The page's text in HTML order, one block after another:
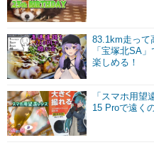
83.1km走って
「宝塚北SA
楽しめる！
「スマホ用
15 Proで遠く